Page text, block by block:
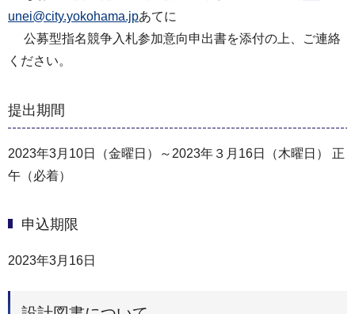
unei@city.yokohama.jpあてに
公募型指名競争入札参加意向申出書を添付の上、ご連絡
ください。
提出期間
2023年3月10日（金曜日）～2023年３月16日（木曜日） 正
午（必着）
申込期限
2023年3月16日